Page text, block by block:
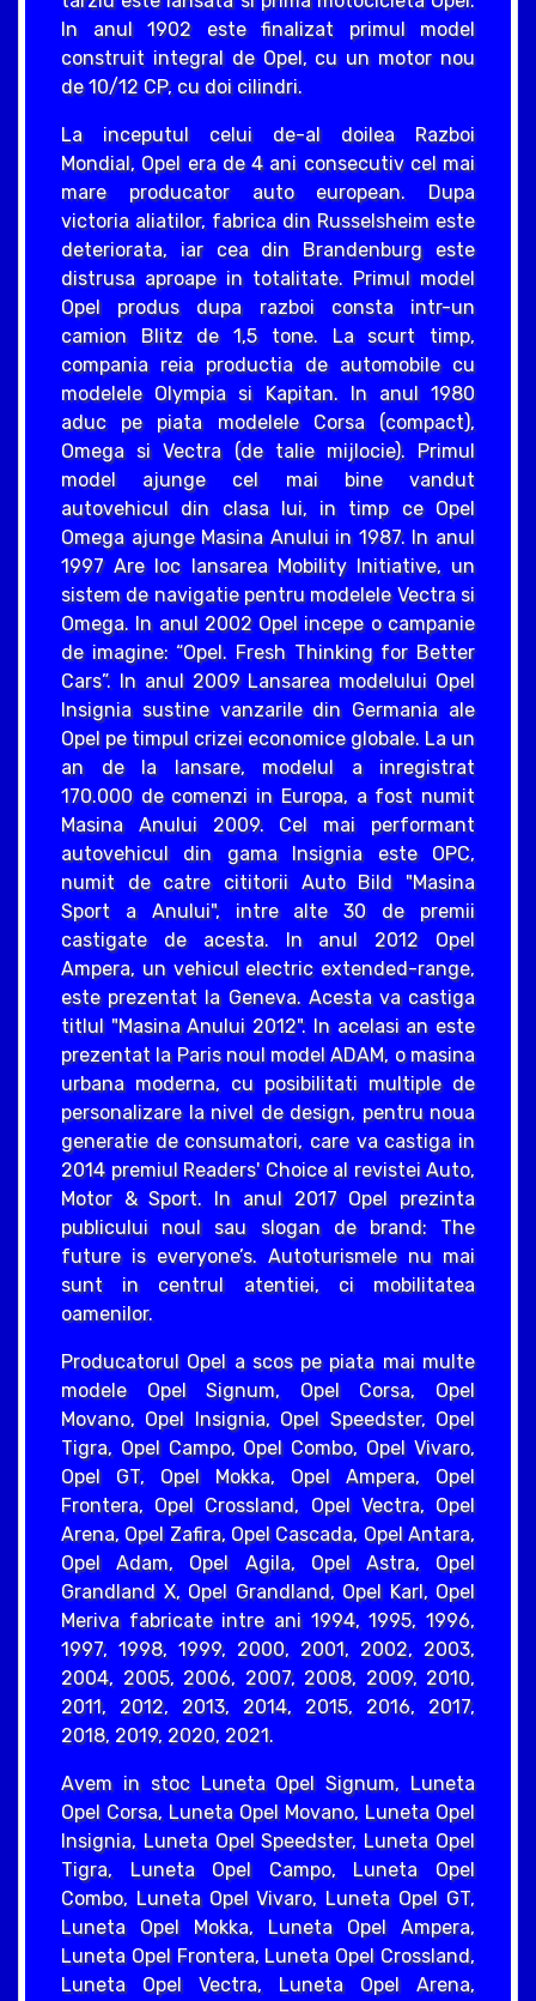
In anul 1902 este finalizat primul model
construit integral de Opel, cu un motor nou
de 10/12 CP, cu doi cilindri.
La inceputul celui de-al doilea Razboi
Mondial, Opel era de 4 ani consecutiv cel mai
mare producator auto european. Dupa
victoria aliatilor, fabrica din Russelsheim este
deteriorata, iar cea din Brandenburg este
distrusa aproape in totalitate. Primul model
Opel produs dupa razboi consta intr-un
camion Blitz de 1,5 tone. La scurt timp,
compania reia productia de automobile cu
modelele Olympia si Kapitan. In anul 1980
aduc pe piata modelele Corsa (compact),
Omega si Vectra (de talie mijlocie). Primul
model ajunge cel mai bine vandut
autovehicul din clasa lui, in timp ce Opel
Omega ajunge Masina Anului in 1987. In anul
1997 Are loc lansarea Mobility Initiative, un
sistem de navigatie pentru modelele Vectra si
Omega. In anul 2002 Opel incepe o campanie
de imagine: “Opel. Fresh Thinking for Better
Cars”. In anul 2009 Lansarea modelului Opel
Insignia sustine vanzarile din Germania ale
Opel pe timpul crizei economice globale. La un
an de la lansare, modelul a inregistrat
170.000 de comenzi in Europa, a fost numit
Masina Anului 2009. Cel mai performant
autovehicul din gama Insignia este OPC,
numit de catre cititorii Auto Bild "Masina
Sport a Anului", intre alte 30 de premii
castigate de acesta. In anul 2012 Opel
Ampera, un vehicul electric extended-range,
este prezentat la Geneva. Acesta va castiga
titlul "Masina Anului 2012". In acelasi an este
prezentat la Paris noul model ADAM, o masina
urbana moderna, cu posibilitati multiple de
personalizare la nivel de design, pentru noua
generatie de consumatori, care va castiga in
2014 premiul Readers' Choice al revistei Auto,
Motor & Sport. In anul 2017 Opel prezinta
publicului noul sau slogan de brand: The
future is everyone’s. Autoturismele nu mai
sunt in centrul atentiei, ci mobilitatea
oamenilor.
Producatorul Opel a scos pe piata mai multe
modele Opel Signum, Opel Corsa, Opel
Movano, Opel Insignia, Opel Speedster, Opel
Tigra, Opel Campo, Opel Combo, Opel Vivaro,
Opel GT, Opel Mokka, Opel Ampera, Opel
Frontera, Opel Crossland, Opel Vectra, Opel
Arena, Opel Zafira, Opel Cascada, Opel Antara,
Opel Adam, Opel Agila, Opel Astra, Opel
Grandland X, Opel Grandland, Opel Karl, Opel
Meriva fabricate intre ani 1994, 1995, 1996,
1997, 1998, 1999, 2000, 2001, 2002, 2003,
2004, 2005, 2006, 2007, 2008, 2009, 2010,
2011, 2012, 2013, 2014, 2015, 2016, 2017,
2018, 2019, 2020, 2021.
Avem in stoc Luneta Opel Signum, Luneta
Opel Corsa, Luneta Opel Movano, Luneta Opel
Insignia, Luneta Opel Speedster, Luneta Opel
Tigra, Luneta Opel Campo, Luneta Opel
Combo, Luneta Opel Vivaro, Luneta Opel GT,
Luneta Opel Mokka, Luneta Opel Ampera,
Luneta Opel Frontera, Luneta Opel Crossland,
Luneta Opel Vectra, Luneta Opel Arena,